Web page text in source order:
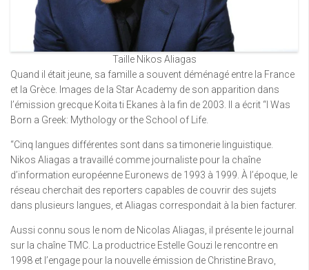
Taille Nikos Aliagas
Quand il était jeune, sa famille a souvent déménagé entre la France
et la Grèce. Images de la Star Academy de son apparition dans
l’émission grecque Koita ti Ekanes à la fin de 2003. Il a écrit “I Was
Born a Greek: Mythology or the School of Life.
“Cinq langues différentes sont dans sa timonerie linguistique.
Nikos Aliagas a travaillé comme journaliste pour la chaîne
d’information européenne Euronews de 1993 à 1999. À l’époque, le
réseau cherchait des reporters capables de couvrir des sujets
dans plusieurs langues, et Aliagas correspondait à la bien facturer.
Aussi connu sous le nom de Nicolas Aliagas, il présente le journal
sur la chaîne TMC. La productrice Estelle Gouzi le rencontre en
1998 et l’engage pour la nouvelle émission de Christine Bravo,